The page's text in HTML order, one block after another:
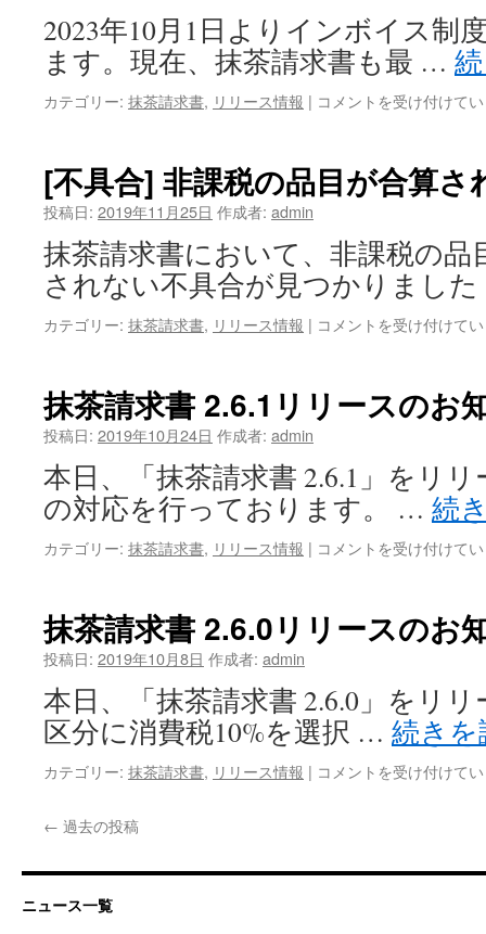
2]
抹
茶
請
2.6.3
リ
ス
の
お
知
2023年10月1日よりインボイス制
ます。現在、抹茶請求書も最 …
カテゴリー: 抹茶請求書, リリース情報 | [イ
イ
ス
の
1]
抹
茶
書
2.6.2
リ
ー
ス
お
せ
は
コメントを受け付けて
[不具合] 非課税の品目が合算さ
投稿日: 2019年11月25日 作成者: admin
抹茶請求書において、非課税の品
されない不具合が見つかりまし
カテゴリー: 抹茶請求書, リリース情報 | [不
非
課
品
目
が
合
算
な
い
コメントを受け付けて
抹茶請求書 2.6.1リリースのお
投稿日: 2019年10月24日 作成者: admin
本日、「抹茶請求書 2.6.1」をリ
の対応を行っております。 … 続
カテゴリー: 抹茶請求書, リリース情報 | 抹
求
書
リ
ー
ス
の
お
は
コメントを受け付けて
抹茶請求書 2.6.0リリースのお
投稿日: 2019年10月8日 作成者: admin
本日、「抹茶請求書 2.6.0」をリ
区分に消費税10%を選択 … 続き
カテゴリー: 抹茶請求書, リリース情報 | 抹
2.6.0
コメントを受け付けて
← 過去の投稿
ニュース一覧